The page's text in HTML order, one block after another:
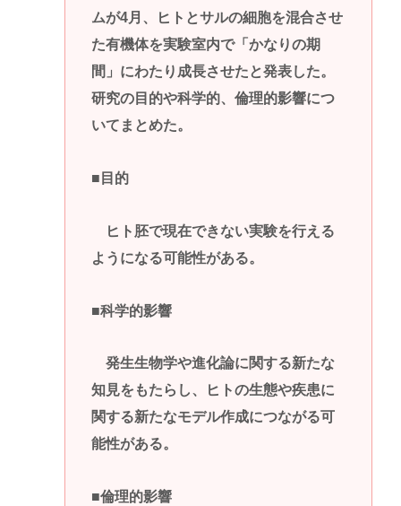
ムが4月、ヒトとサルの細胞を混合させ
た有機体を実験室内で「かなりの期
間」にわたり成長させたと発表した。
研究の目的や科学的、倫理的影響につ
いてまとめた。
■目的
ヒト胚で現在できない実験を行える
ようになる可能性がある。
■科学的影響
発生生物学や進化論に関する新たな
知見をもたらし、ヒトの生態や疾患に
関する新たなモデル作成につながる可
能性がある。
■倫理的影響